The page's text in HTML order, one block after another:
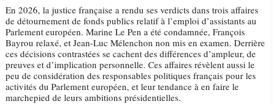
En 2026, la justice française a rendu ses verdicts dans trois affaires
de détournement de fonds publics relatif à l’emploi d’assistants au
Parlement européen. Marine Le Pen a été condamnée, François
Bayrou relaxé, et Jean-Luc Mélenchon non mis en examen. Derrière
ces décisions contrastées se cachent des différences d’ampleur, de
preuves et d’implication personnelle. Ces affaires révèlent aussi le
peu de considération des responsables politiques français pour les
activités du Parlement européen, et leur tendance à en faire le
marchepied de leurs ambitions présidentielles.